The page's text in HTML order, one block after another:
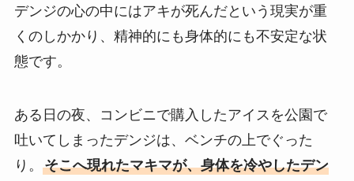
デンジの心の中にはアキが死んだという現実が重
くのしかかり、精神的にも身体的にも不安定な状
態です。
ある日の夜、コンビニで購入したアイスを公園で
吐いてしまったデンジは、ベンチの上でぐった
り。 そこへ現れたマキマが、身体を冷やしたデン